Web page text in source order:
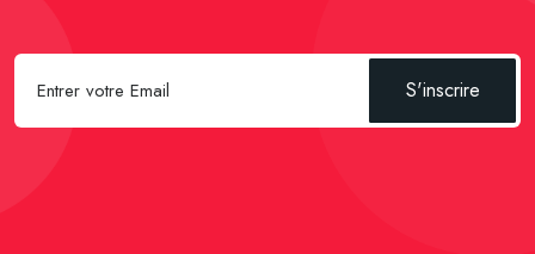
S'inscrire